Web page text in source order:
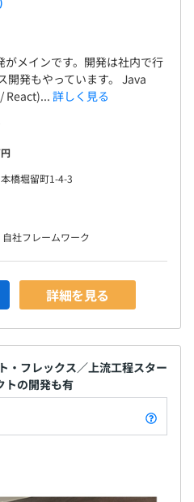
メインです。開発は社内で行
開発もやっています。 Java
React)... 詳しく見る
橋堀留町1-4-3
自社フレームワーク
詳細を見る
・フレックス／上流工程スター
トの開発も有